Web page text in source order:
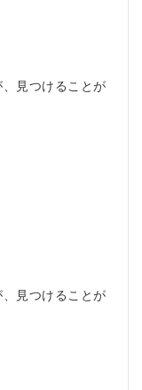
見つけることが
見つけることが